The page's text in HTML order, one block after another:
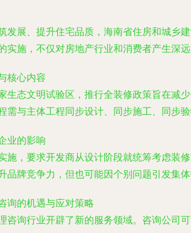
发展、提升住宅品质，海南省住房和城乡
实施，不仅对房地产行业和消费者产生深
核心内容
生态文明试验区，推行全装修政策旨在减
需与主体工程同步设计、同步施工、同步
业的影响
施，要求开发商从设计阶段就统筹考虑装
品牌竞争力，但也可能因个别问题引发集
询的机遇与应对策略
咨询行业开辟了新的服务领域。咨询公司